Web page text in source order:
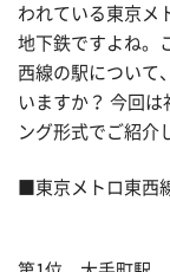
われている東京メ
地下鉄ですよね。
西線の駅について
いますか？ 今回
ング形式でご紹介
■東京メトロ東西